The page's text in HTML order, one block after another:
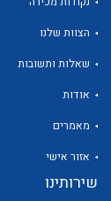
הצוות שלנו
שאלות ותשובות
אודות
מאמרים
אזור אישי
שירותינו